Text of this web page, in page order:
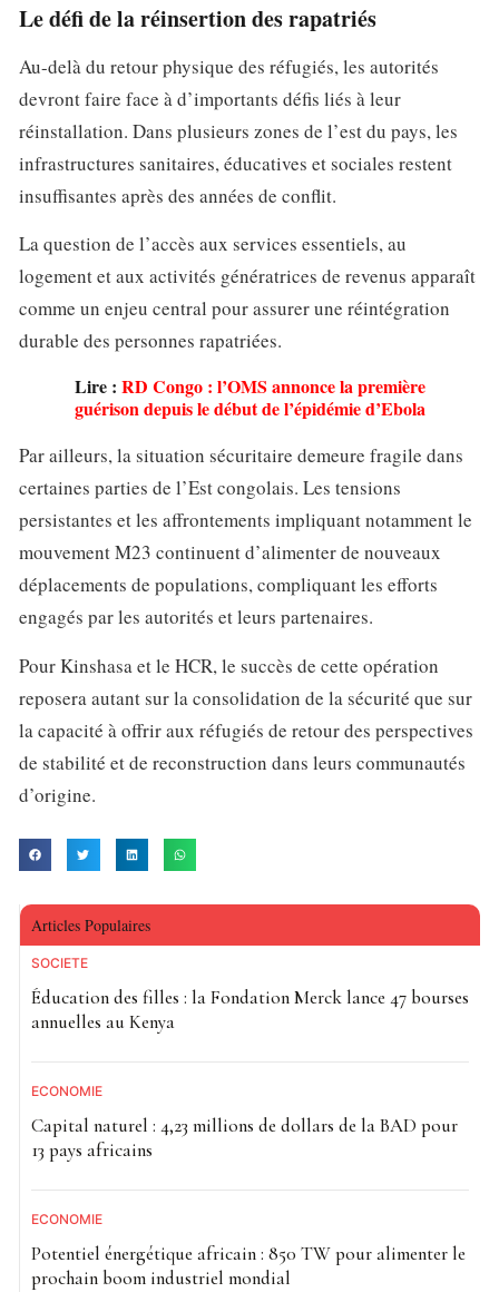
Le défi de la réinsertion des rapatriés
Au-delà du retour physique des réfugiés, les autorités
devront faire face à d’importants défis liés à leur
réinstallation. Dans plusieurs zones de l’est du pays, les
infrastructures sanitaires, éducatives et sociales restent
insuffisantes après des années de conflit.
La question de l’accès aux services essentiels, au
logement et aux activités génératrices de revenus apparaît
comme un enjeu central pour assurer une réintégration
durable des personnes rapatriées.
Lire : RD Congo : l’OMS annonce la première
guérison depuis le début de l’épidémie d’Ebola
Par ailleurs, la situation sécuritaire demeure fragile dans
certaines parties de l’Est congolais. Les tensions
persistantes et les affrontements impliquant notamment le
mouvement M23 continuent d’alimenter de nouveaux
déplacements de populations, compliquant les efforts
engagés par les autorités et leurs partenaires.
Pour Kinshasa et le HCR, le succès de cette opération
reposera autant sur la consolidation de la sécurité que sur
la capacité à offrir aux réfugiés de retour des perspectives
de stabilité et de reconstruction dans leurs communautés
d’origine.
Articles Populaires
SOCIETE
Éducation des filles : la Fondation Merck lance 47 bourses
annuelles au Kenya
ECONOMIE
Capital naturel : 4,23 millions de dollars de la BAD pour
13 pays africains
ECONOMIE
Potentiel énergétique africain : 850 TW pour alimenter le
prochain boom industriel mondial